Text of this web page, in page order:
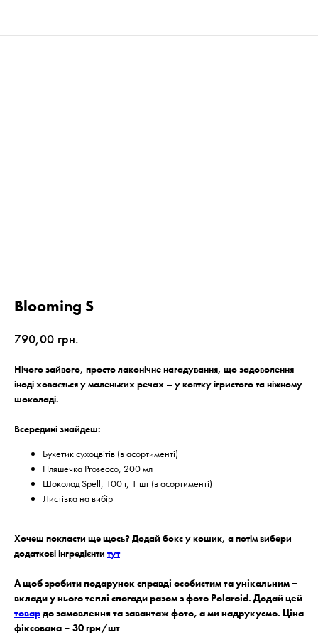
Blooming S
790,00 грн.
Нічого зайвого, просто лаконічне нагадування, що задоволення
іноді ховається у маленьких речах – у ковтку ігристого та ніжному
шоколаді.
Всередині знайдеш:
Букетик сухоцвітів (в асортименті)
Пляшечка Prosecco, 200 мл
Шоколад Spell, 100 г, 1 шт (в асортименті)
Листівка на вибір
Хочеш покласти ще щось? Додай бокс у кошик, а потім вибери
додаткові інгредієнти тут
А щоб зробити подарунок справді особистим та унікальним –
вклади у нього теплі спогади разом з фото Polaroid. Додай цей
товардо замовлення та завантаж фото, а ми надрукуємо. Ціна
фіксована – 30 грн/шт